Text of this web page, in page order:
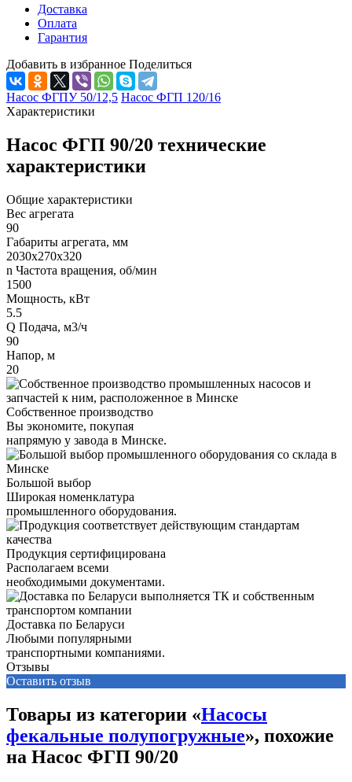
Доставка
Оплата
Гарантия
Добавить в избранное Поделиться
Насос ФГПУ 50/12,5 Насос ФГП 120/16
Характеристики
Насос ФГП 90/20 технические
характеристики
Общие характеристики
Вес агрегата
90
Габариты агрегата, мм
2030х270х320
n Частота вращения, об/мин
1500
Мощность, кВт
5.5
Q Подача, м3/ч
90
Напор, м
20
Собственное производство
Вы экономите, покупая
напрямую у завода в Минске.
Большой выбор
Широкая номенклатура
промышленного оборудования.
Продукция сертифицирована
Располагаем всеми
необходимыми документами.
Доставка по Беларуси
Любыми популярными
транспортными компаниями.
Отзывы
Оставить отзыв
Товары из категории «Насосы
фекальные полупогружные», похожие
на Насос ФГП 90/20